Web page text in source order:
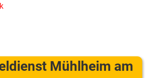
Mühlheim am